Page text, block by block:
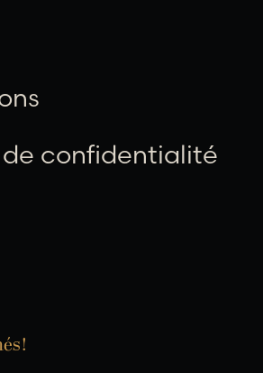
confidentialité